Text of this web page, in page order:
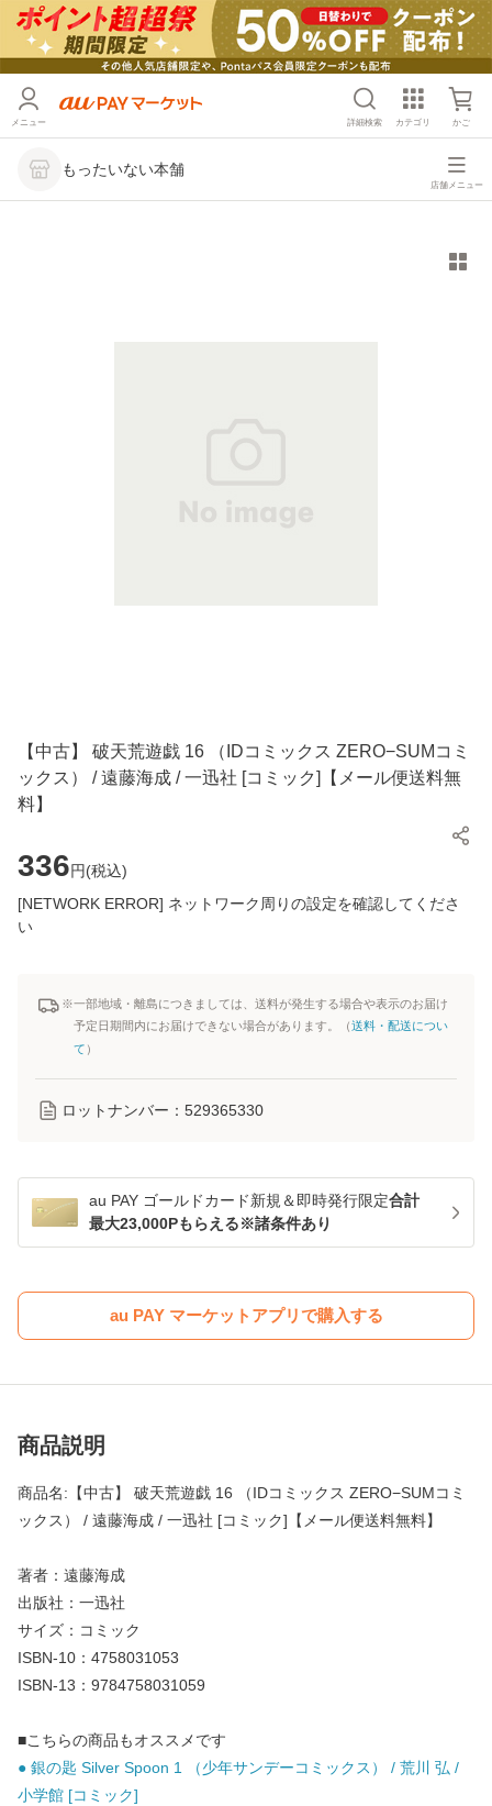
メニュー 詳細検索 カテゴリ かご
もったいない本舗
店舗メニュー
【中古】 破天荒遊戯 16 （IDコミックス ZERO−SUMコミ
ックス） / 遠藤海成 / 一迅社 [コミック]【メール便送料無
料】
336円(税込)
[NETWORK ERROR] ネットワーク周りの設定を確認してくださ
い
※一部地域・離島につきましては、送料が発生する場合や表示のお届け
予定日期間内にお届けできない場合があります。（送料・配送につい
て ）
ロットナンバー： 529365330
au PAY ゴールドカード新規＆即時発行限定合計
最大23,000Pもらえる※諸条件あり
au PAY マーケットアプリで購入する
商品説明
商品名:【中古】 破天荒遊戯 16 （IDコミックス ZERO−SUMコミ
ックス） / 遠藤海成 / 一迅社 [コミック]【メール便送料無料】
著者：遠藤海成
出版社：一迅社
サイズ：コミック
ISBN-10：4758031053
ISBN-13：9784758031059
■こちらの商品もオススメです
● 銀の匙 Silver Spoon 1 （少年サンデーコミックス） / 荒川 弘 /
小学館 [コミック]